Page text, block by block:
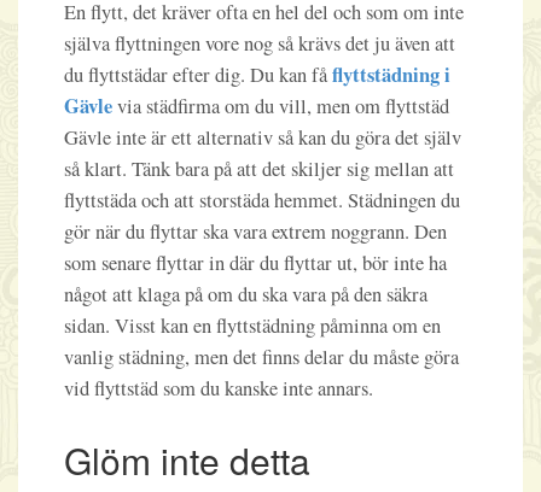
En flytt, det kräver ofta en hel del och som om inte
själva flyttningen vore nog så krävs det ju även att
du flyttstädar efter dig. Du kan fåflyttstädning i
Gävlevia städfirma om du vill, men om flyttstäd
Gävle inte är ett alternativ så kan du göra det själv
så klart. Tänk bara på att det skiljer sig mellan att
flyttstäda och att storstäda hemmet. Städningen du
gör när du flyttar ska vara extrem noggrann. Den
som senare flyttar in där du flyttar ut, bör inte ha
något att klaga på om du ska vara på den säkra
sidan. Visst kan en flyttstädning påminna om en
vanlig städning, men det finns delar du måste göra
vid flyttstäd som du kanske inte annars.
Glöm inte detta